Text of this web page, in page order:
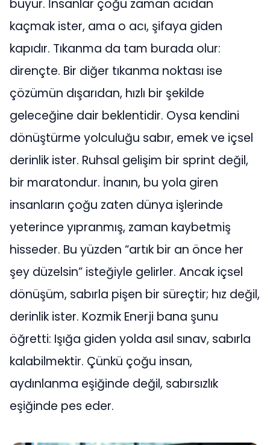
büyür. İnsanlar çoğu zaman acıdan
kaçmak ister, ama o acı, şifaya giden
kapıdır. Tıkanma da tam burada olur:
dirençte. Bir diğer tıkanma noktası ise
çözümün dışarıdan, hızlı bir şekilde
geleceğine dair beklentidir. Oysa kendini
dönüştürme yolculuğu sabır, emek ve içsel
derinlik ister. Ruhsal gelişim bir sprint değil,
bir maratondur. İnanın, bu yola giren
insanların çoğu zaten dünya işlerinde
yeterince yıpranmış, zaman kaybetmiş
hisseder. Bu yüzden “artık bir an önce her
şey düzelsin” isteğiyle gelirler. Ancak içsel
dönüşüm, sabırla pişen bir süreçtir; hız değil,
derinlik ister. Kozmik Enerji bana şunu
öğretti: Işığa giden yolda asıl sınav, sabırla
kalabilmektir. Çünkü çoğu insan,
aydınlanma eşiğinde değil, sabırsızlık
eşiğinde pes eder.